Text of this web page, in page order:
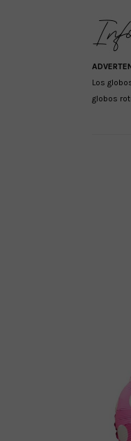
Los
globos